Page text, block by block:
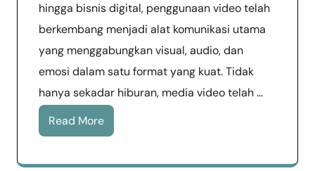
hingga bisnis digital, penggunaan video telah
berkembang menjadi alat komunikasi utama
yang menggabungkan visual, audio, dan
emosi dalam satu format yang kuat. Tidak
hanya sekadar hiburan, media video telah …
Read More